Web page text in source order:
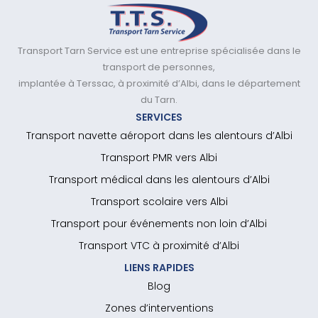
Transport Tarn Service est une entreprise spécialisée dans le
transport de personnes,
implantée à Terssac, à proximité d’Albi, dans le département
du Tarn.
SERVICES
Transport navette aéroport dans les alentours d’Albi
Transport PMR vers Albi
Transport médical dans les alentours d’Albi
Transport scolaire vers Albi
Transport pour événements non loin d’Albi
Transport VTC à proximité d’Albi
LIENS RAPIDES
Blog
Zones d’interventions